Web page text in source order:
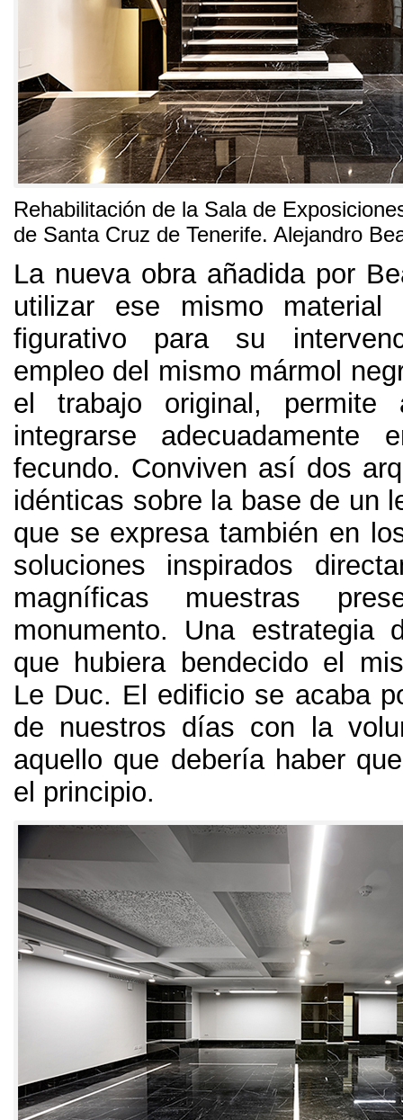
Rehabilitación de la Sala de
de Santa Cruz de Tenerife. Alejandro
La nueva obra añadida por
utilizar ese mismo material
figurativo para su
empleo del mismo mármol
el trabajo original , permite
integrarse adecuadamente
fecundo. Conviven así dos
idénticas sobre la base de un
que se expresa también en
soluciones inspirados
magníficas muestras
monumento. Una estrategia
que hubiera bendecido el
Le Duc. El edificio se acaba
de nuestros días con la
aquello que debería haber
el principio.